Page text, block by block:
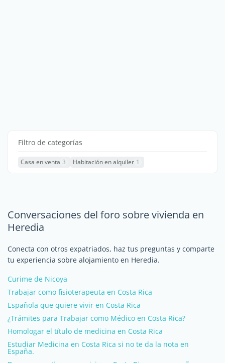
Filtro de categorías
Casa en venta 3 Habitación en alquiler 1
Conversaciones del foro sobre vivienda en
Heredia
Conecta con otros expatriados, haz tus preguntas y comparte
tu experiencia sobre alojamiento en Heredia.
Curime de Nicoya
Trabajar como fisioterapeuta en Costa Rica
Española que quiere vivir en Costa Rica
¿Trámites para Trabajar como Médico en Costa Rica?
Homologar el título de medicina en Costa Rica
Estudiar Medicina en Costa Rica si no te da la nota en
España.